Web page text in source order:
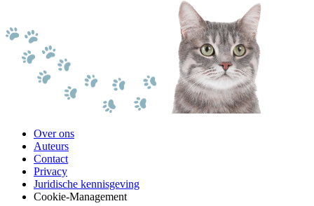
Over ons
Auteurs
Contact
Privacy
Juridische kennisgeving
Cookie-Management